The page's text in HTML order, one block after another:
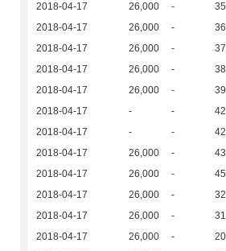
2018-04-17
26,000 -
2018-04-17
26,000 -
2018-04-17
26,000 -
2018-04-17
26,000 -
2018-04-17
26,000 -
2018-04-17
- -
2018-04-17
- -
2018-04-17
26,000 -
2018-04-17
26,000 -
2018-04-17
26,000 -
2018-04-17
26,000 -
2018-04-17
26,000 -